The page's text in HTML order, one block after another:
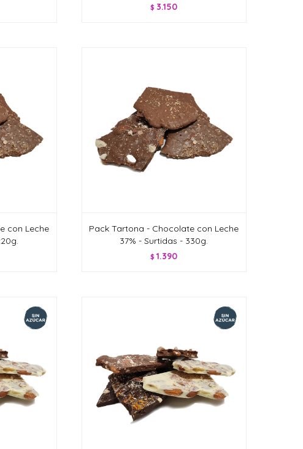
$ 3.150
con Leche
Pack Tartona - Chocolate con Leche
37% - Surtidas - 330g.
$ 1.390